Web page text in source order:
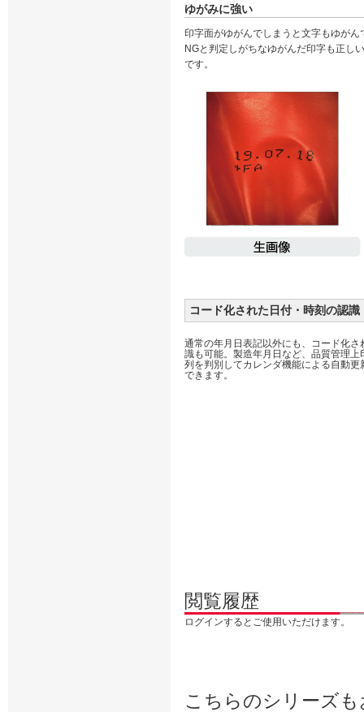
ゆがみに強い
印字面がゆがんでしまうと文字もゆが
NGと判定しがちなゆがんだ印字も正し
です。
コード化された日付・時刻の認識
通常の年月日表記以外にも、コード化さ
識も可能。製造年月日など、品質管理上
列を判別してカレンダ機能による自動更
できます。
閲覧履歴
ログインするとご使用いただけます。
こちらのシリーズ